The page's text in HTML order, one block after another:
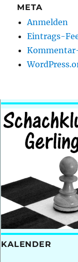
META
Anmelden
Eintrags-
KALENDER